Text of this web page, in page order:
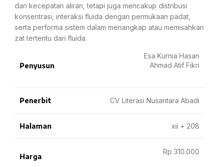
dan kecepatan aliran, tetapi juga mencakup distribusi
konsentrasi, interaksi fluida dengan permukaan padat,
serta performa sistem dalam menangkap atau memisahkan
zat tertentu dari fluida.
Penyusun
Esa Kurnia Hasan
Ahmad Atif Fikri
Penerbit CV Literasi Nusantara Abadi
Halaman xii + 208
Harga
Rp 310.000